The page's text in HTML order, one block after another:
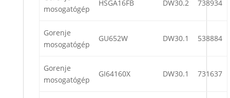
mosogatógép
HSGA16FB DW30.2 738934
Gorenje
mosogatógép
GU652W DW30.1 538884
Gorenje
mosogatógép
GI64160X DW30.1 731637